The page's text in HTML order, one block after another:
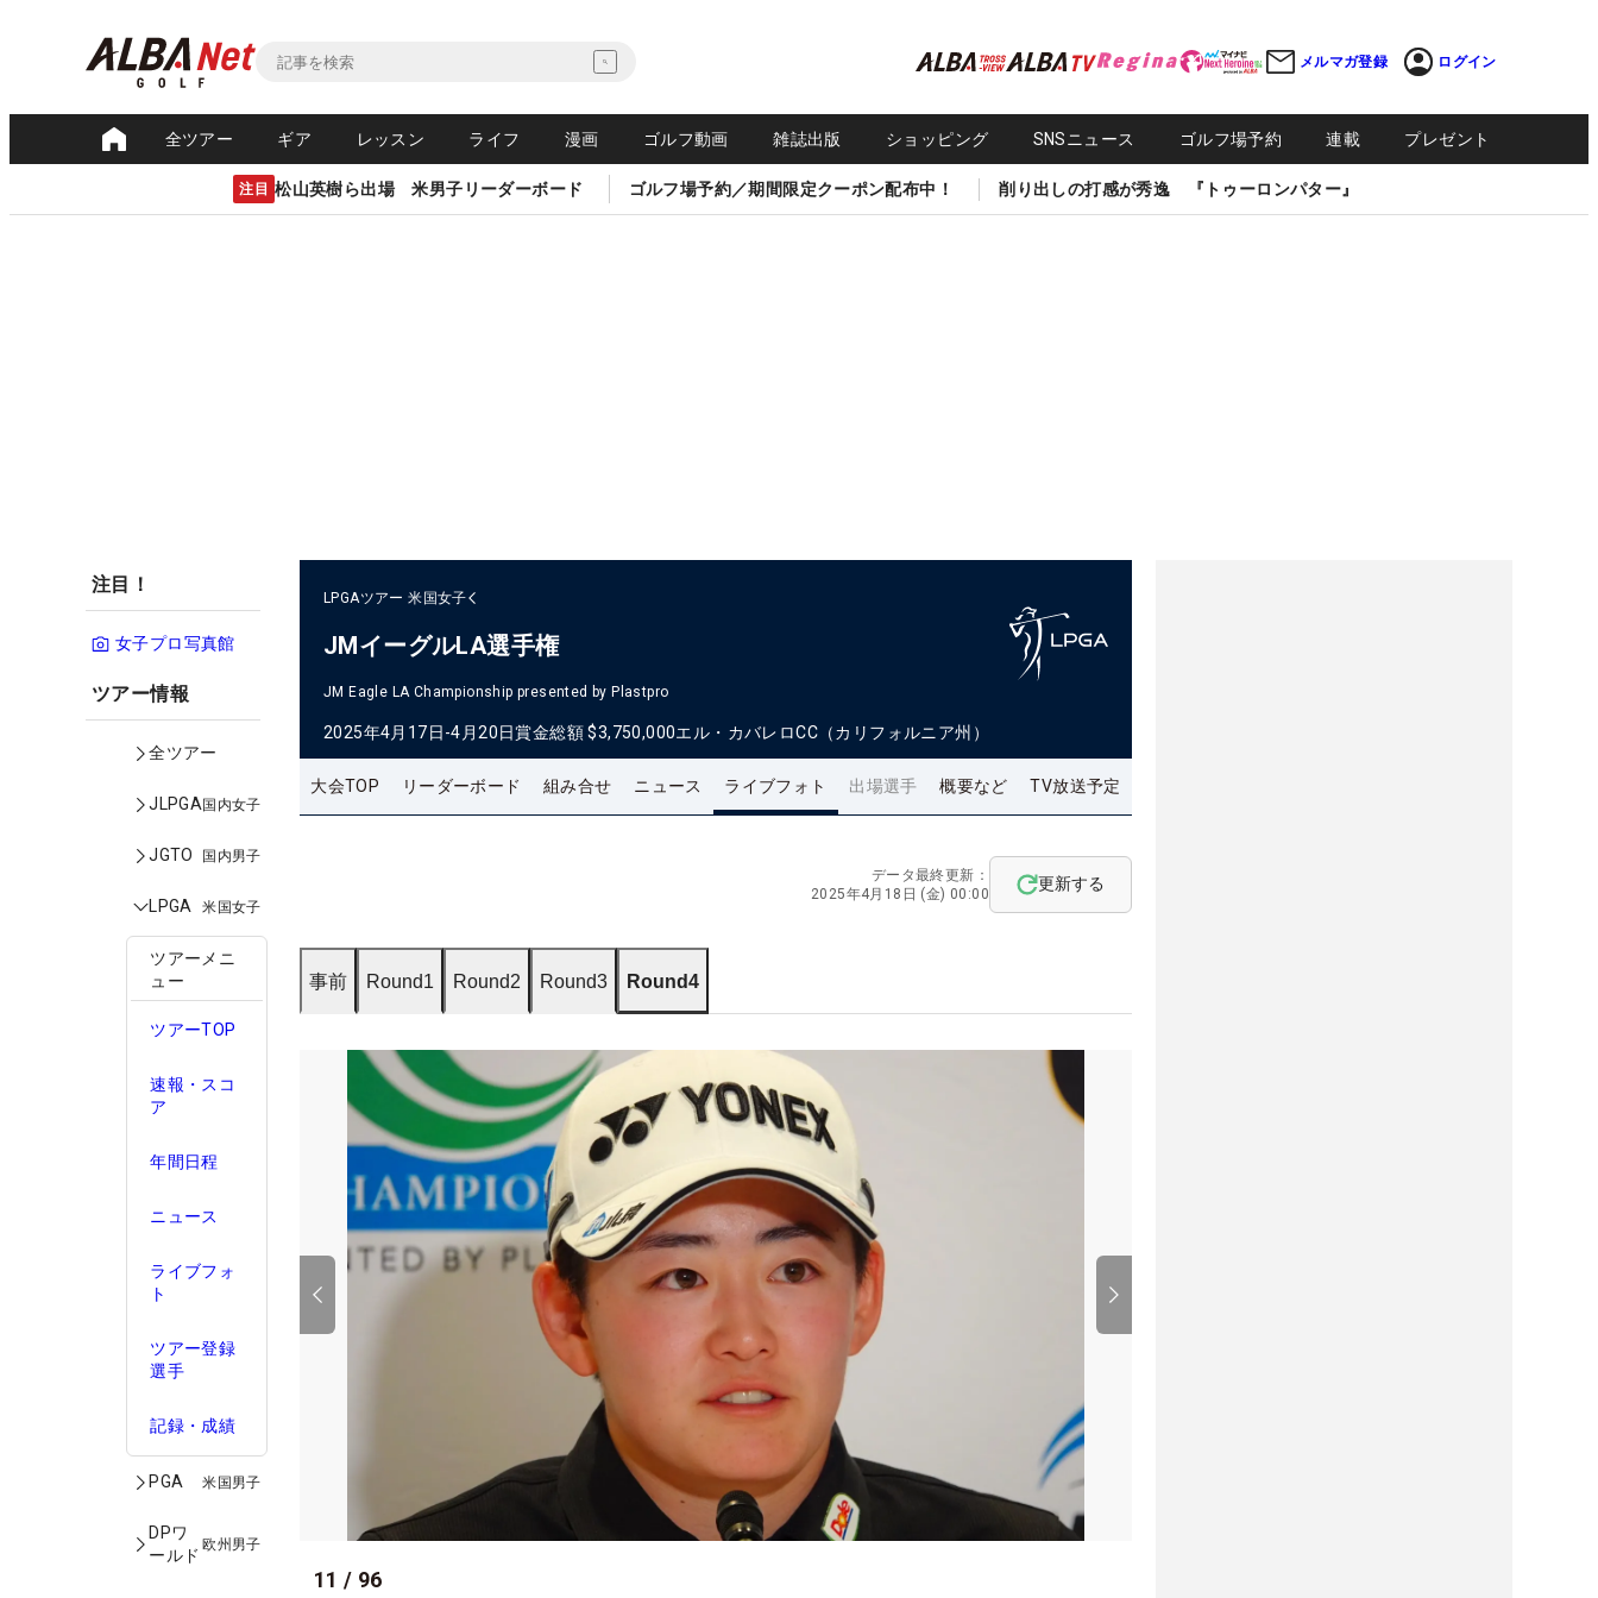
メルマガ登録 ログイン
全ツアー ギア レッスン ライフ 漫画 ゴルフ動画 雑誌出版 ショッピング SNSニュース ゴルフ場予約 連載 プレゼント
注目 松山英樹ら出場 米男子リーダーボード ゴルフ場予約／期間限定クーポン配布中！ 削り出しの打感が秀逸 『トゥーロンパター』
注目！
女子プロ写真館
ツアー情報
全ツアー
JLPGA国内女子
JGTO 国内男子
LPGA 米国女子
ツアーメニ
ュー
ツアーTOP
速報・スコ
ア
年間日程
ニュース
ライブフォ
ト
ツアー登録
選手
記録・成績
PGA 米国男子
DPワ
ールド
欧州男子
LPGAツアー 米国女子
JMイーグルLA選手権
JM Eagle LA Championship presented by Plastpro
2025年4月17日-4月20日賞金総額 $3,750,000エル・カバレロCC（カリフォルニア州）
大会TOP リーダーボード 組み合せ ニュース ライブフォト 出場選手 概要など TV放送予定
データ最終更新：
2025年4月18日 (金) 00:00
更新する
事前 Round1 Round2 Round3 Round4
11 / 96